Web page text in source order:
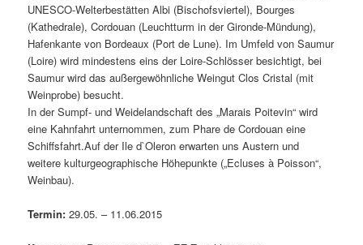
UNESCO-Welterbestätten Albi (Bischofsviertel), Bourges
(Kathedrale), Cordouan (Leuchtturm in der Gironde-Mündung),
Hafenkante von Bordeaux (Port de Lune). Im Umfeld von Saumur
(Loire) wird mindestens eins der Loire-Schlösser besichtigt, bei
Saumur wird das außergewöhnliche Weingut Clos Cristal (mit
Weinprobe) besucht.
In der Sumpf- und Weidelandschaft des „Marais Poitevin“ wird
eine Kahnfahrt unternommen, zum Phare de Cordouan eine
Schiffsfahrt.Auf der Ile d`Oleron erwarten uns Austern und
weitere kulturgeographische Höhepunkte („Ecluses à Poisson“,
Weinbau).
Termin:29.05. – 11.06.2015